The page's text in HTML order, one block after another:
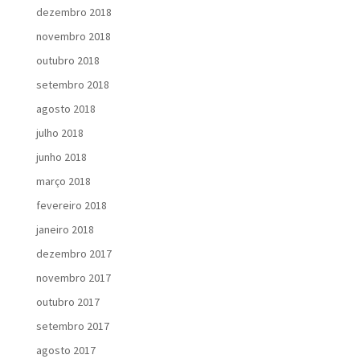
dezembro 2018
novembro 2018
outubro 2018
setembro 2018
agosto 2018
julho 2018
junho 2018
março 2018
fevereiro 2018
janeiro 2018
dezembro 2017
novembro 2017
outubro 2017
setembro 2017
agosto 2017